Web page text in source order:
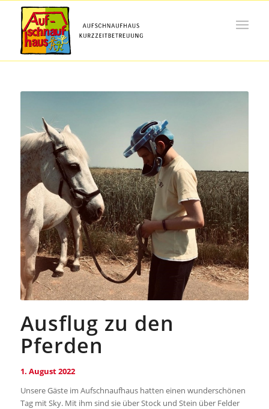
Ausflug zu den
Pferden
1. August 2022
Unsere Gäste im Aufschnaufhaus hatten einen wunderschönen
Tag mit Sky. Mit ihm sind sie über Stock und Stein über Felder